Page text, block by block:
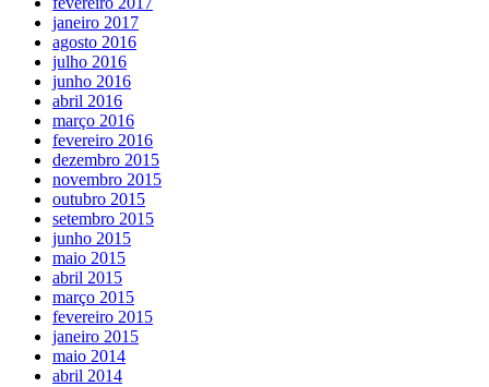
janeiro 2017
agosto 2016
julho 2016
junho 2016
abril 2016
março 2016
fevereiro 2016
dezembro 2015
novembro 2015
outubro 2015
setembro 2015
junho 2015
maio 2015
abril 2015
março 2015
fevereiro 2015
janeiro 2015
maio 2014
abril 2014